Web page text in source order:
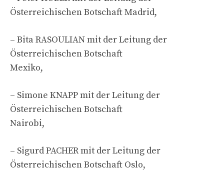
Österreichischen Botschaft Madrid,
– Bita RASOULIAN mit der Leitung der
Österreichischen Botschaft
Mexiko,
– Simone KNAPP mit der Leitung der
Österreichischen Botschaft
Nairobi,
– Sigurd PACHER mit der Leitung der
Österreichischen Botschaft Oslo,